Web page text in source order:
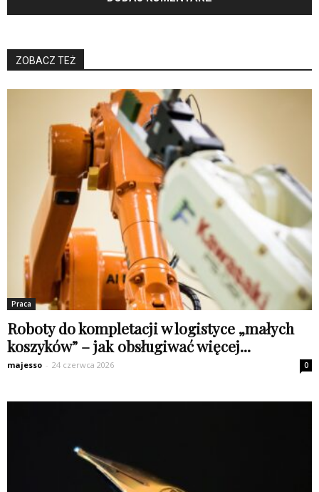
ZOBACZ TEŻ
Praca
Roboty do kompletacji w logistyce „małych
koszyków” – jak obsługiwać więcej...
majesso - 24 czerwca 2026 0